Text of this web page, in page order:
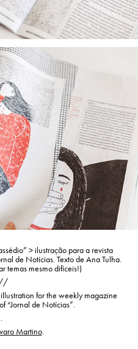
> ilustração para a revista
de Notícias. Texto de Ana Tulha.
temas mesmo difíceis!)
for the weekly magazine
“Jornal de Notícias”.
.
Martino.